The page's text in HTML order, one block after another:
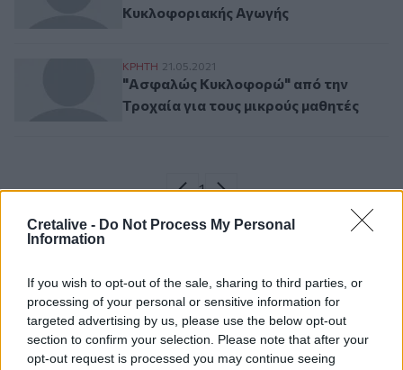
Cretalive - Do Not Process My Personal
Information
If you wish to opt-out of the sale, sharing to third parties, or
processing of your personal or sensitive information for
targeted advertising by us, please use the below opt-out
section to confirm your selection. Please note that after your
opt-out request is processed you may continue seeing
Κυκλοφοριακής Αγωγής
"Ασφαλώς Κυκλοφορώ" από την Τροχαία
ΚΡΗΤΗ 21.05.2021
"Ασφαλώς Κυκλοφορώ" από την
Τροχαία για τους μικρούς μαθητές
Σελιδοποίηση
Προηγούμενη σελίδα
Current page
1 Next page
Ροή ειδήσεων Δημοφιλή
21:39